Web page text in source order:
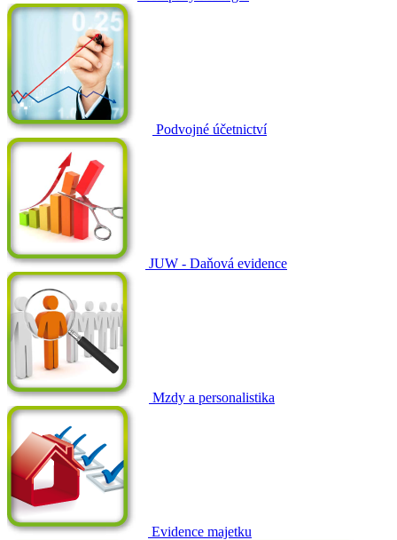
Podvojné účetnictví
JUW - Daňová evidence
Mzdy a personalistika
Evidence majetku